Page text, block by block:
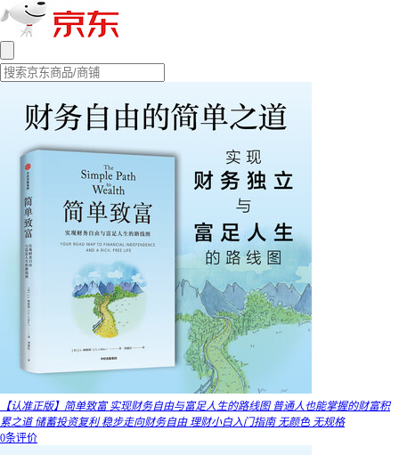
【认准正版】简单致富 实现财务自由与富足人生的路线图 普通人也能掌握的财富积
累之道 储蓄投资复利 稳步走向财务自由 理财小白入门指南 无颜色 无规格
0条评价